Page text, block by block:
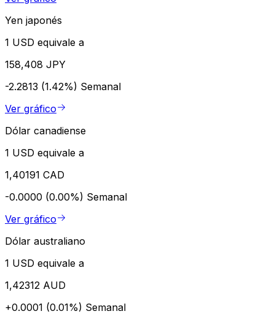
Yen japonés
1 USD equivale a
158,408 JPY
-2.2813 (1.42%) Semanal
Ver gráfico
Dólar canadiense
1 USD equivale a
1,40191 CAD
-0.0000 (0.00%) Semanal
Ver gráfico
Dólar australiano
1 USD equivale a
1,42312 AUD
+0.0001 (0.01%) Semanal